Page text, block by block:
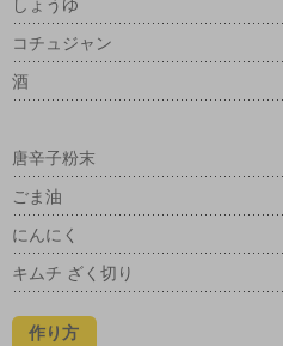
しょうゆ
コチュジャン
酒
唐辛子粉末
ごま油
にんにく
キムチ ざく切り
作り方